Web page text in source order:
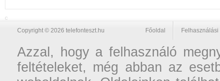
C
Copyright © 2026 telefonteszt.hu Főoldal
Azzal, hogy a felhasználó
feltételeket, még abban az